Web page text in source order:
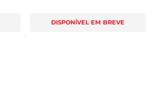
DISPONÍVEL EM BREVE